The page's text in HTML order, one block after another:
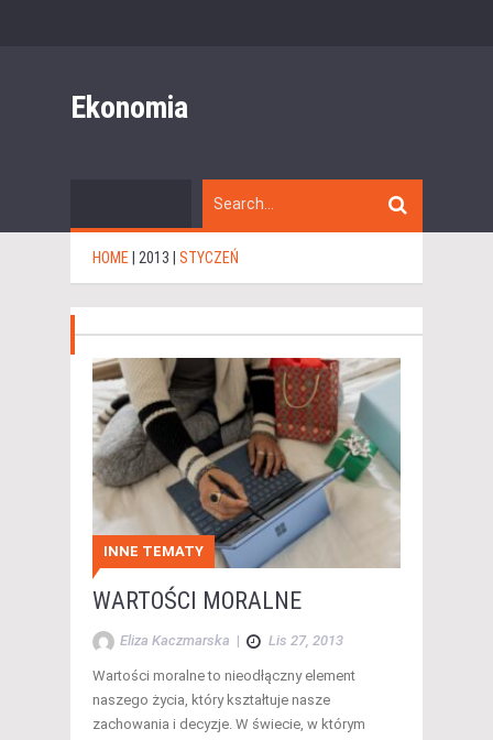
Ekonomia
HOME 2013 STYCZEŃ
INNE TEMATY
WARTOŚCI MORALNE
Eliza Kaczmarska | Lis 27, 2013
Wartości moralne to nieodłączny element
naszego życia, który kształtuje nasze
zachowania i decyzje. W świecie, w którym